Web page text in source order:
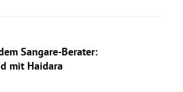
Sangare-Berater:
mit Haidara